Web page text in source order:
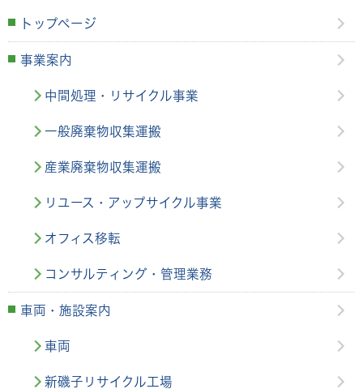
トップページ
事業案内
中間処理・リサイクル事業
一般廃棄物収集運搬
産業廃棄物収集運搬
リユース・アップサイクル事業
オフィス移転
コンサルティング・管理業務
車両・施設案内
車両
新磯子リサイクル工場